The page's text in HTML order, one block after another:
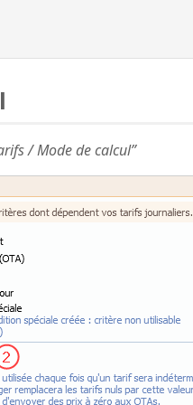
/ Mode de calcul”